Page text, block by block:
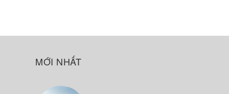
MỚI NHẤT